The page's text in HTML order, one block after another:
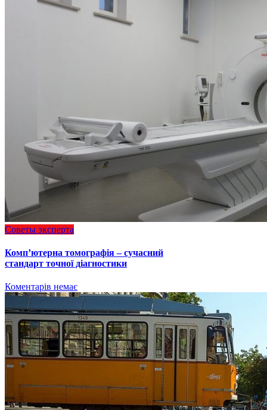
Советы эксперта
Комп’ютерна томографія – сучасний
стандарт точної діагностики
Коментарів немає